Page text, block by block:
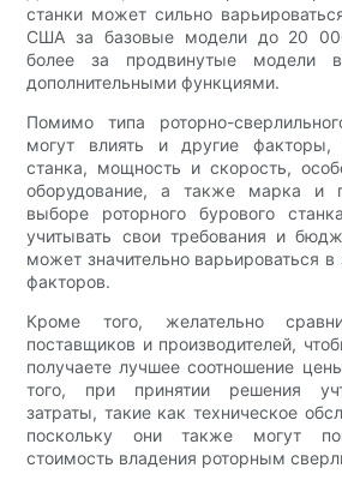
станки может сильно
США за базовые модели до 20
более за продвинутые модели
дополнительными функциями.
Помимо типа роторно-
могут влиять и другие
станка, мощность и скорость,
оборудование, а также марка и
выборе роторного бурового
учитывать свои требования и
может значительно варьироваться в
факторов.
Кроме того, желательно
поставщиков и производителей,
получаете лучшее соотношение
того, при принятии решения
затраты, такие как техническое
поскольку они также могут
стоимость владения роторным